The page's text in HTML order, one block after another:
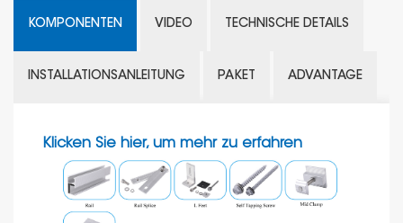
KOMPONENTEN VIDEO TECHNISCHE DETAILS
INSTALLATIONSANLEITUNG PAKET ADVANTAGE
Klicken Sie hier, um mehr zu erfahren